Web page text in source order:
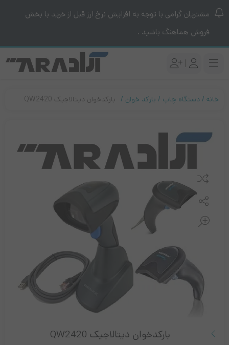
مشتریان گرامی با توجه به افزایش نرخ ارز قبل از خرید با بخش
فروش هماهنگ باشید .
|
خانه دستگاه چاپ بارکد خوان بارکدخوان دیتالاجیک QW2420
مقایسه کنید
بارکدخوان دیتالاجیک QW2420